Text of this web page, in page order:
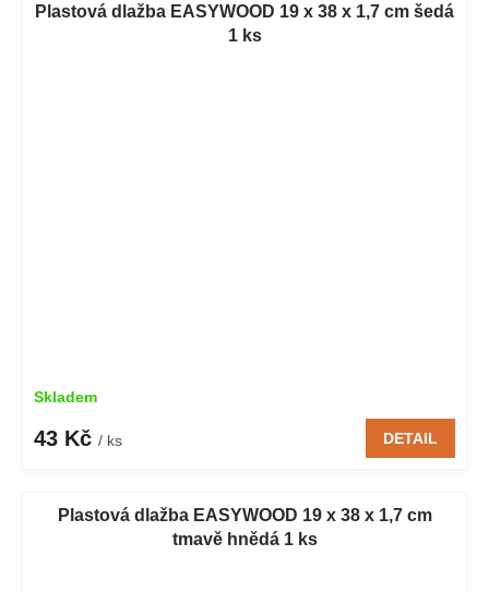
Plastová dlažba EASYWOOD 19 x 38 x 1,7 cm šedá
1 ks
Skladem
43 Kč / ks DETAIL
Plastová dlažba EASYWOOD 19 x 38 x 1,7 cm
tmavě hnědá 1 ks